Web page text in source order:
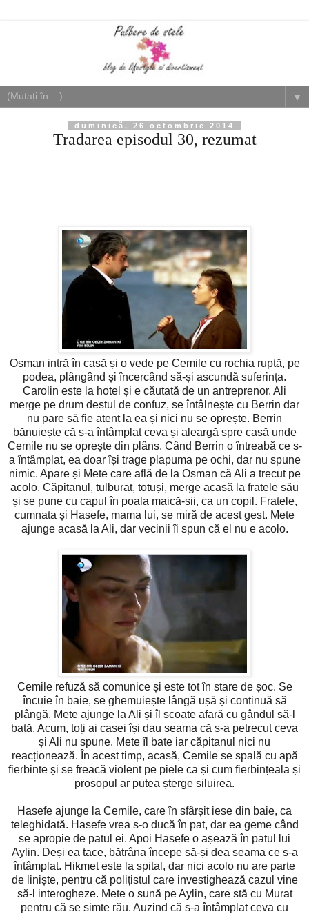
▼
duminică, 26 octombrie 2014
Tradarea episodul 30, rezumat
Osman intră în casă și o vede pe Cemile cu rochia ruptă, pe
podea, plângând și încercând să-și ascundă suferința.
Carolin este la hotel și e căutată de un antreprenor. Ali
merge pe drum destul de confuz, se întâlnește cu Berrin dar
nu pare să fie atent la ea și nici nu se oprește. Berrin
bănuiește că s-a întâmplat ceva și aleargă spre casă unde
Cemile nu se oprește din plâns. Când Berrin o întreabă ce s-
a întâmplat, ea doar își trage plapuma pe ochi, dar nu spune
nimic. Apare și Mete care află de la Osman că Ali a trecut pe
acolo. Căpitanul, tulburat, totuși, merge acasă la fratele său
și se pune cu capul în poala maică-sii, ca un copil. Fratele,
cumnata și Hasefe, mama lui, se miră de acest gest. Mete
ajunge acasă la Ali, dar vecinii îi spun că el nu e acolo.
Cemile refuză să comunice și este tot în stare de șoc. Se
încuie în baie, se ghemuiește lângă ușă și continuă să
plângă. Mete ajunge la Ali și îl scoate afară cu gândul să-l
bată. Acum, toți ai casei își dau seama că s-a petrecut ceva
și Ali nu spune. Mete îl bate iar căpitanul nici nu
reacționează. În acest timp, acasă, Cemile se spală cu apă
fierbinte și se freacă violent pe piele ca și cum fierbințeala și
prosopul ar putea șterge siluirea.
Hasefe ajunge la Cemile, care în sfârșit iese din baie, ca
teleghidată. Hasefe vrea s-o ducă în pat, dar ea geme când
se apropie de patul ei. Apoi Hasefe o așează în patul lui
Aylin. Deși ea tace, bătrâna începe să-și dea seama ce s-a
întâmplat. Hikmet este la spital, dar nici acolo nu are parte
de liniște, pentru că polițistul care investighează cazul vine
să-l interogheze. Mete o sună pe Aylin, care stă cu Murat
pentru că se simte rău. Auzind că s-a întâmplat ceva cu